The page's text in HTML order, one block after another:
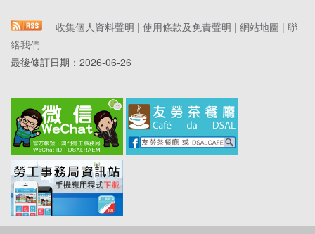
收集個人資料聲明 | 使用條款及免責聲明 | 網站地圖 | 聯
絡我們
最後修訂日期： 2026-06-26